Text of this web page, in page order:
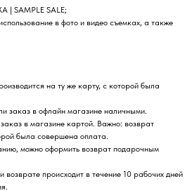
SAMPLE SALE;
в фото и видео съемках, а также
на ту же карту, с которой была
заказ в офлайн магазине наличными.
в магазине картой. Важно: возврат
была совершена оплата.
можно оформить возврат подарочным
происходит в течение 10 рабочих дней